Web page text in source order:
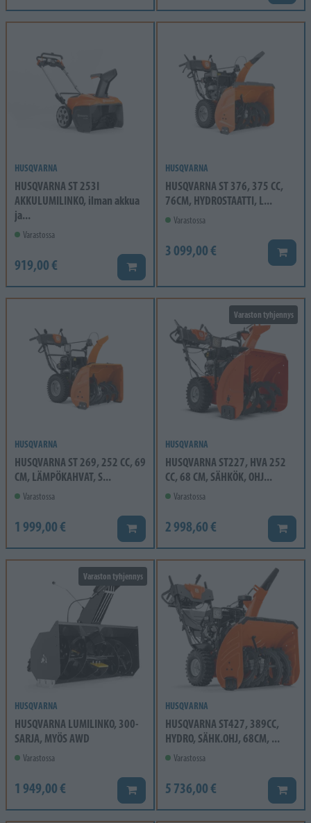
HUSQVARNA
HUSQVARNA ST 253I
AKKULUMILINKO, ilman akkua
ja...
Varastossa
919,00 € Lisää koriin
HUSQVARNA
HUSQVARNA ST 376, 375 CC,
76CM, HYDROSTAATTI, L...
Varastossa
3 099,00 € Lisää
HUSQVARNA
HUSQVARNA ST 269, 252 CC, 69
CM, LÄMPÖKAHVAT, S...
Varastossa
1 999,00 € Lisää koriin
Varaston tyhjennys
HUSQVARNA
HUSQVARNA ST227, HVA 252
CC, 68 CM, SÄHKÖK, OHJ...
Varastossa
2 998,60 € Lisää
Varaston tyhjennys
HUSQVARNA
HUSQVARNA LUMILINKO, 300-
SARJA, MYÖS AWD
Varastossa
1 949,00 € Lisää koriin
HUSQVARNA
HUSQVARNA ST427, 389CC,
HYDRO, SÄHK.OHJ, 68CM, ...
Varastossa
5 736,00 € Lisää